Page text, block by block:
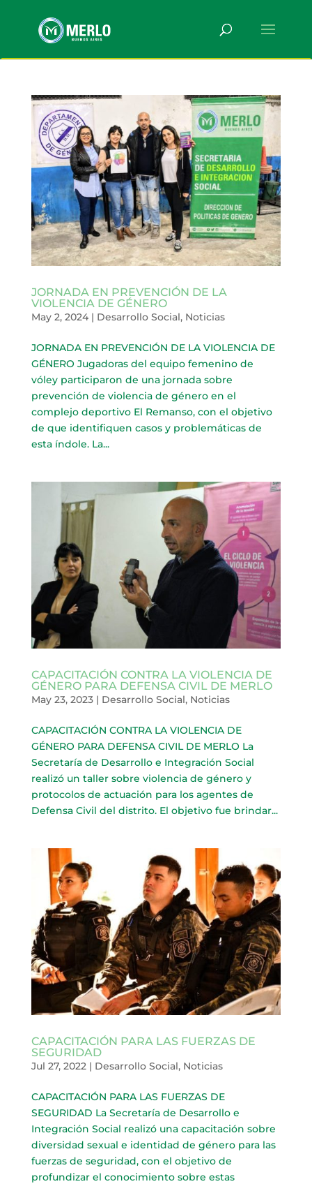
JORNADA EN PREVENCIÓN DE LA
VIOLENCIA DE GÉNERO
May 2, 2024| Desarrollo Social, Noticias
JORNADA EN PREVENCIÓN DE LA VIOLENCIA DE
GÉNERO Jugadoras del equipo femenino de
vóley participaron de una jornada sobre
prevención de violencia de género en el
complejo deportivo El Remanso, con el objetivo
de que identifiquen casos y problemáticas de
esta índole. La...
CAPACITACIÓN CONTRA LA VIOLENCIA DE
GÉNERO PARA DEFENSA CIVIL DE MERLO
May 23, 2023| Desarrollo Social, Noticias
CAPACITACIÓN CONTRA LA VIOLENCIA DE
GÉNERO PARA DEFENSA CIVIL DE MERLO La
Secretaría de Desarrollo e Integración Social
realizó un taller sobre violencia de género y
protocolos de actuación para los agentes de
Defensa Civil del distrito. El objetivo fue brindar...
CAPACITACIÓN PARA LAS FUERZAS DE
SEGURIDAD
Jul 27, 2022| Desarrollo Social, Noticias
CAPACITACIÓN PARA LAS FUERZAS DE
SEGURIDAD La Secretaría de Desarrollo e
Integración Social realizó una capacitación sobre
diversidad sexual e identidad de género para las
fuerzas de seguridad, con el objetivo de
profundizar el conocimiento sobre estas